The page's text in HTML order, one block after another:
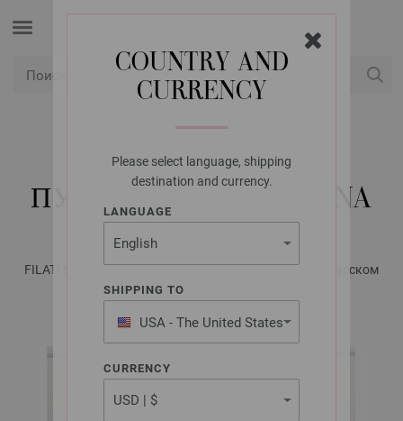
COUNTRY AND
CURRENCY
Please select language, shipping
destination and currency.
LANGUAGE
SHIPPING TO
USA - The United States
of America
CURRENCY
LANA GROSSA
ПУЛОВЕР PER FORTUNA
FILATI No. 61 - Журнал на немецком, инструкции на русском
языке | Модель 30